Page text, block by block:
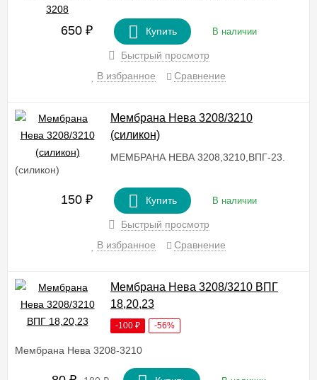
650 ₽ Купить В наличии
Быстрый просмотр
В избранное
Сравнение
Мембрана Нева 3208/3210
(силикон)
МЕМБРАНА НЕВА 3208,3210,ВПГ-23.
(силикон)
150 ₽ Купить В наличии
Быстрый просмотр
В избранное
Сравнение
Мембрана Нева 3208/3210 ВПГ
18,20,23
-100 ₽ -56%
Мембрана Нева 3208-3210